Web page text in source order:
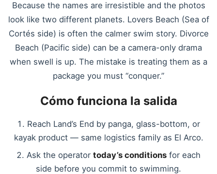
Because the names are irresistible and the photos
look like two different planets. Lovers Beach (Sea of
Cortés side) is often the calmer swim story. Divorce
Beach (Pacific side) can be a camera-only drama
when swell is up. The mistake is treating them as a
package you must “conquer.”
Cómo funciona la salida
Reach Land’s End by panga, glass-bottom, or
kayak product — same logistics family as El Arco.
Ask the operator today’s conditions for each
side before you commit to swimming.